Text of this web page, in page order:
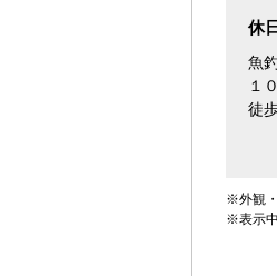
休
魚
１
徒
※外観
※表示